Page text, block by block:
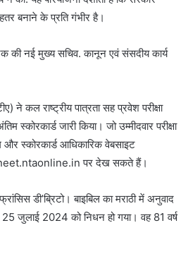
बनाने के प्रति गंभीर है।
की नई मुख्य सचिव. कानून एवं संसदीय कार्य
ने कल राष्ट्रीय पात्रता सह प्रवेश परीक्षा
स्कोरकार्ड जारी किया। जो उम्मीदवार परीक्षा
और स्कोरकार्ड आधिकारिक वेबसाइट
पर देख सकते हैं।
डी’ब्रिटो। बाइबिल का मराठी में अनुवाद
25 जुलाई 2024 को निधन हो गया। वह 81 वर्ष